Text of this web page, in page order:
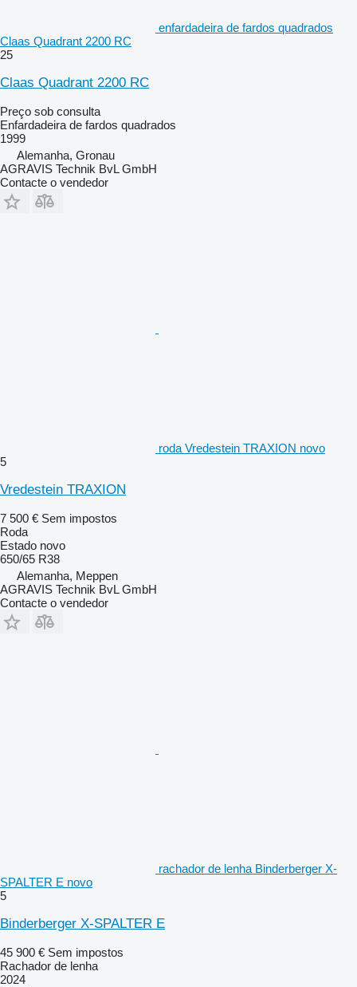
enfardadeira de fardos quadrados
Claas Quadrant 2200 RC
25
Claas Quadrant 2200 RC
Preço sob consulta
Enfardadeira de fardos quadrados
1999
Alemanha, Gronau
AGRAVIS Technik BvL GmbH
Contacte o vendedor
roda Vredestein TRAXION novo
5
Vredestein TRAXION
7 500 € Sem impostos
Roda
Estado novo
650/65 R38
Alemanha, Meppen
AGRAVIS Technik BvL GmbH
Contacte o vendedor
rachador de lenha Binderberger X-
SPALTER E novo
5
Binderberger X-SPALTER E
45 900 € Sem impostos
Rachador de lenha
2024